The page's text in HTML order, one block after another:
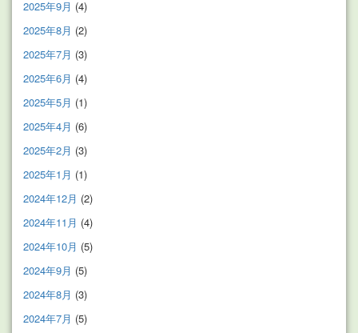
2025年9月 (4)
2025年8月 (2)
2025年7月 (3)
2025年6月 (4)
2025年5月 (1)
2025年4月 (6)
2025年2月 (3)
2025年1月 (1)
2024年12月 (2)
2024年11月 (4)
2024年10月 (5)
2024年9月 (5)
2024年8月 (3)
2024年7月 (5)